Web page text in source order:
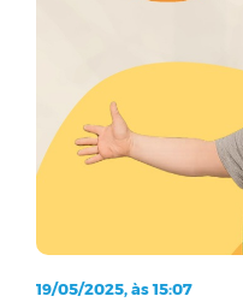
19/05/2025, às 15:07